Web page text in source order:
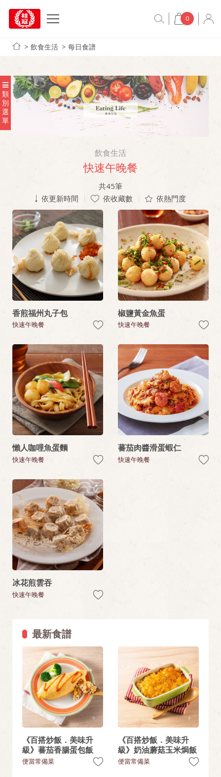
0
飲食生活 每日食譜
類
別
選
單
飲食生活
快速午晚餐
共45筆
依更新時間
依收藏數 依熱門度
香煎福州丸子包
快速午晚餐
椒鹽黃金魚蛋
快速午晚餐
懶人咖哩魚蛋麵
快速午晚餐
蕃茄肉醬滑蛋蝦仁
快速午晚餐
冰花煎雲吞
快速午晚餐
最新食譜
《百搭炒飯．美味升
級》蕃茄香腸蛋包飯
便當常備菜
《百搭炒飯．美味升
級》奶油蘑菇玉米焗飯
便當常備菜